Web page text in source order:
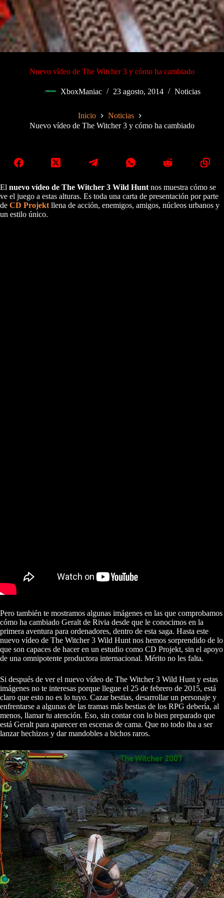
Nuevo vídeo de The Witcher 3 y cómo ha cambiado
XboxManiac 23 agosto, 2014 Noticias
Inicio
Noticias
Nuevo vídeo de The Witcher 3 y cómo ha cambiado
El nuevo vídeo de The Witcher 3 Wild Hunt nos muestra cómo se
ve el juego a estas alturas. Es toda una carta de presentación por parte
de CD Projekt llena de acción, enemigos, amigos, núcleos urbanos y
un estilo único.
Pero también te mostramos algunas imágenes en las que comprobamos
cómo ha cambiado Geralt de Rivia desde que le conocimos en la
primera aventura para ordenadores, dentro de esta saga. Hasta este
nuevo vídeo de The Witcher 3 Wild Hunt nos hemos sorprendido de lo
que son capaces de hacer en un estudio como CD Projekt, sin el apoyo
de una omnipotente productora internacional. Mérito no les falta.
Si después de ver el nuevo vídeo de The Witcher 3 Wild Hunt y estas
imágenes no te interesas porque llegue el 25 de febrero de 2015, está
claro que esto no es lo tuyo. Cazar bestias, desarrollar un personaje y
enfrentarse a algunas de las tramas más bestias de los RPG debería, al
menos, llamar tu atención. Eso, sin contar con lo bien preparado que
está Geralt para aparecer en escenas de cama. Que no todo iba a ser
lanzar hechizos y dar mandobles a bichos raros.